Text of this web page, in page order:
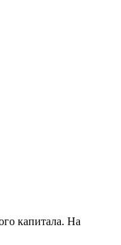
капитала. На